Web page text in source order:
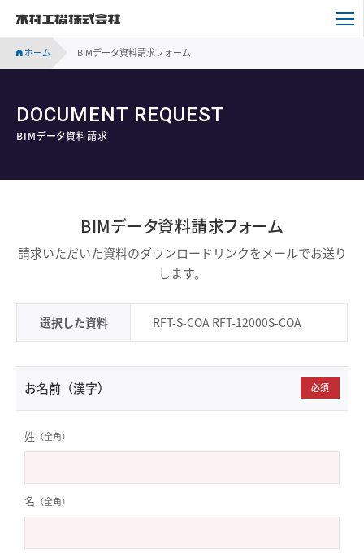
ホーム BIMデータ資料請求フォーム
DOCUMENT REQUEST
BIMデータ資料請求
BIMデータ資料請求フォーム
請求いただいた資料のダウンロードリンクをメールでお送り
します。
選択した資料 RFT-S-COA RFT-12000S-COA
お名前（漢字） 必須
姓 （全角）
名 （全角）